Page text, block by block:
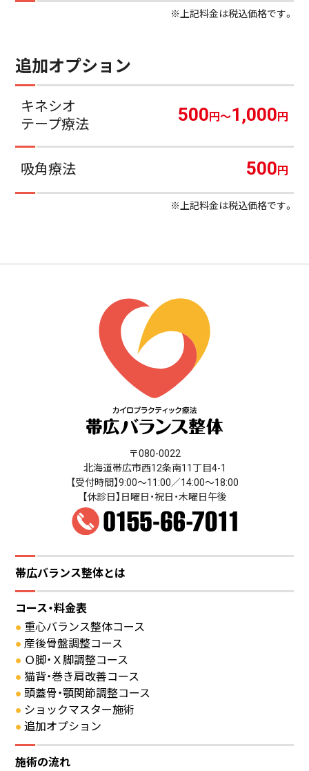
※上記料金は税込価格です。
追加オプション
キネシオ
テープ療法
500 円～1,000 円
吸角療法 500 円
※上記料金は税込価格です。
〒080-0022
北海道帯広市西12条南11丁目4-1
【受付時間】9:00～11:00／14:00～18:00
【休診日】日曜日・祝日・木曜日午後
帯広バランス整体とは
コース・料金表
重心バランス整体コース
産後骨盤調整コース
Ｏ脚・Ｘ脚調整コース
猫背・巻き肩改善コース
頭蓋骨・顎関節調整コース
ショックマスター施術
追加オプション
施術の流れ